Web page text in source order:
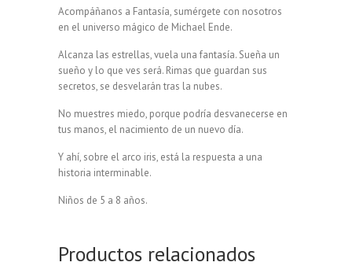
Acompáñanos a Fantasía, sumérgete con nosotros
en el universo mágico de Michael Ende.
Alcanza las estrellas, vuela una fantasía. Sueña un
sueño y lo que ves será. Rimas que guardan sus
secretos, se desvelarán tras la nubes.
No muestres miedo, porque podría desvanecerse en
tus manos, el nacimiento de un nuevo día.
Y ahí, sobre el arco iris, está la respuesta a una
historia interminable.
Niños de 5 a 8 años.
Productos relacionados